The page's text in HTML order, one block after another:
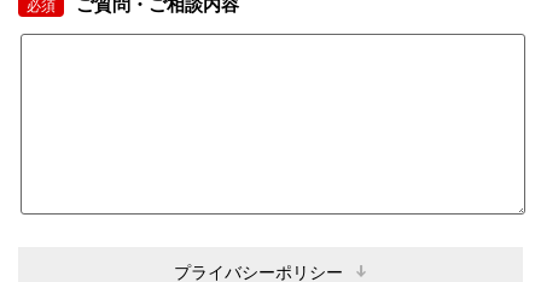
必須 ご質問・ご相談内容
プライバシーポリシー